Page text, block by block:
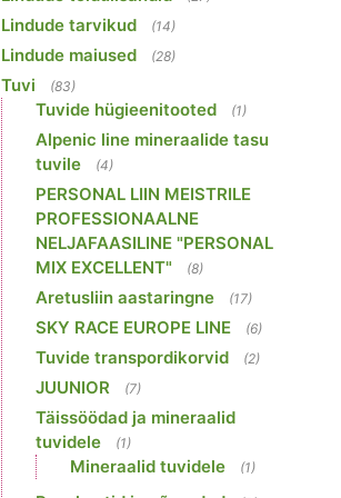
Lindude tarvikud (14)
Lindude maiused (28)
Tuvi (83)
Tuvide hügieenitooted (1)
Alpenic line mineraalide tasu
tuvile
(4)
PERSONAL LIIN MEISTRILE
PROFESSIONAALNE
NELJAFAASILINE "PERSONAL
MIX EXCELLENT"
(8)
Aretusliin aastaringne (17)
SKY RACE EUROPE LINE (6)
Tuvide transpordikorvid (2)
JUUNIOR (7)
Täissöödad ja mineraalid
tuvidele
(1)
Mineraalid tuvidele (1)